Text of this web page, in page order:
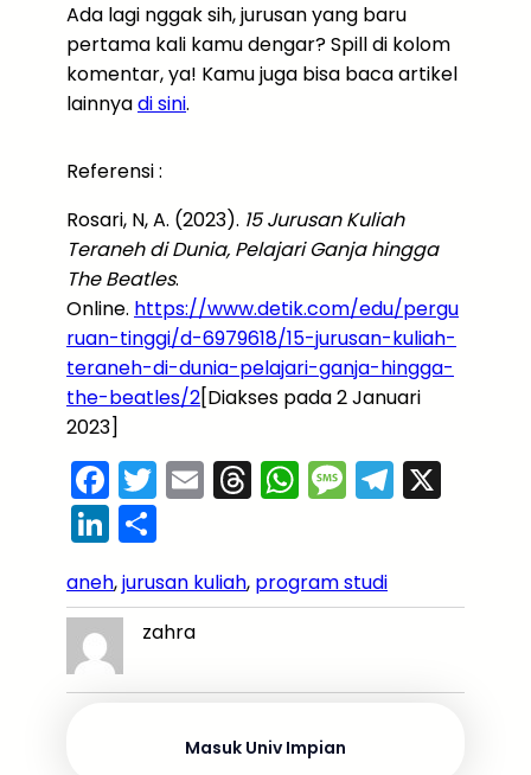
Ada lagi nggak sih, jurusan yang baru
pertama kali kamu dengar? Spill di kolom
komentar, ya! Kamu juga bisa baca artikel
lainnyadi sini.
Referensi :
Rosari, N, A. (2023). 15 Jurusan Kuliah
Teraneh di Dunia, Pelajari Ganja hingga
The Beatles.
Online. https://www.detik.com/edu/pergu
ruan-tinggi/d-6979618/15-jurusan-kuliah-
teraneh-di-dunia-pelajari-ganja-hingga-
the-beatles/2[Diakses pada 2 Januari
2023]
F
a
c
e
b
o
o
T
w
er
E
m
l
T
hr
a
W
h
ts
p
M
e
s
e
T
el
gr
Li
n
k
dI
ar
e
aneh, jurusan kuliah, program studi
zahra
Masuk Univ Impian